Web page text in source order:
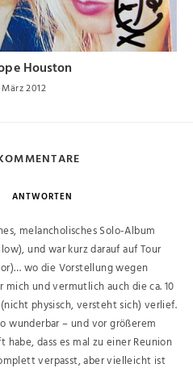
Houston
2012
ANTWORTEN
melancholisches Solo-Album
und war kurz darauf auf Tour
wo die Vorstellung wegen
und vermutlich auch die ca. 10
physisch, versteht sich) verlief.
wunderbar – und vor größerem
dass es mal zu einer Reunion
verpasst, aber vielleicht ist